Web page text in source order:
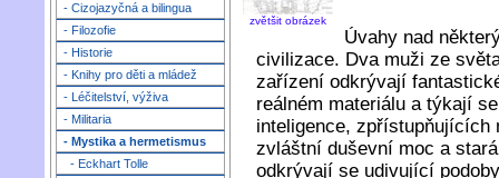
- Cizojazyčná a bilingua
- Filozofie
- Historie
- Knihy pro děti a mládež
- Léčitelství, výživa
- Militaria
- Mystika a hermetismus
- Eckhart Tolle
zvětšit obrázek
Úvahy nad
civilizace. Dva muži ze
zařízení odkrývají
reálném materiálu a týkají
inteligence, zpřístupňujících
zvláštní duševní moc a
odkrývají se udivující